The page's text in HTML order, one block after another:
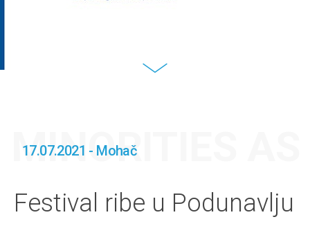
17.07.2021 - Mohač
MINORITIES
Festival ribe u Podunavlju